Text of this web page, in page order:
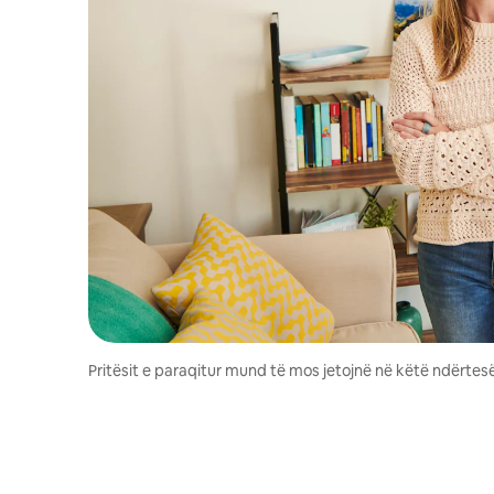
Pritësit e paraqitur mund të mos jetojnë në këtë